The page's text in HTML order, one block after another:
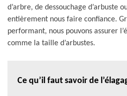
d’arbre, de dessouchage d’arbuste
entièrement nous faire confiance.
performant, nous pouvons assurer
comme la taille d’arbustes.
Ce qu’il faut savoir de